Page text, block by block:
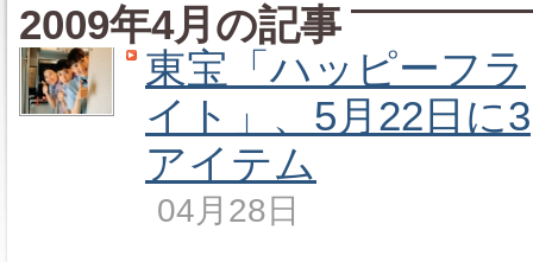
2009年4月の記事
東宝「ハッピーフラ
イト」、5月22日に3
アイテム
04月28日